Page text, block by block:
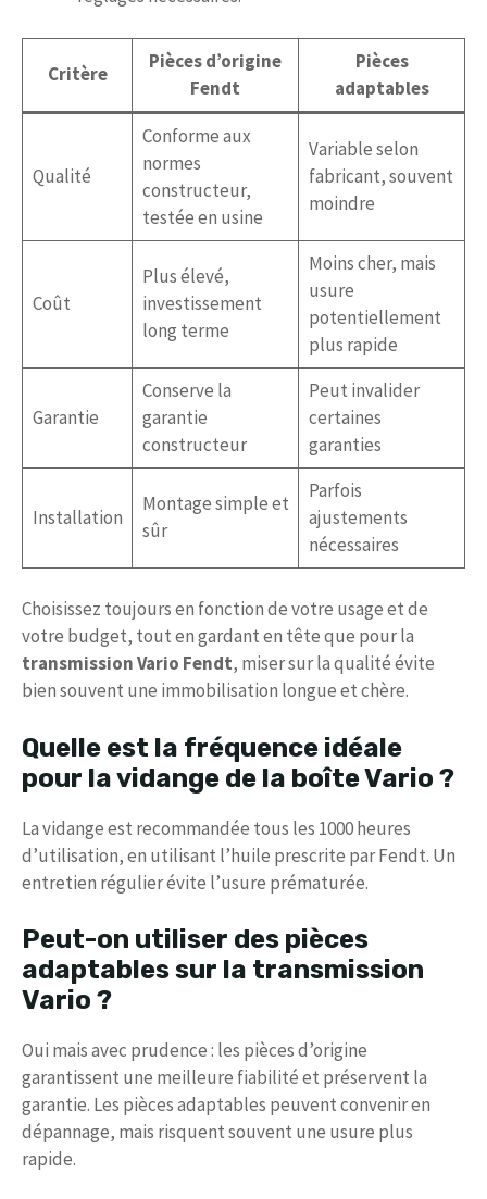
Critère
Pièces d’origine
Fendt
Pièces
adaptables
Qualité
Conforme aux
normes
constructeur,
testée en usine
Variable selon
fabricant, souvent
moindre
Coût
Plus élevé,
investissement
long terme
Moins cher, mais
usure
potentiellement
plus rapide
Garantie
Conserve la
garantie
constructeur
Peut invalider
certaines
garanties
Installation
Montage simple et
sûr
Parfois
ajustements
nécessaires
Choisissez toujours en fonction de votre usage et de
votre budget, tout en gardant en tête que pour la
transmission Vario Fendt, miser sur la qualité évite
bien souvent une immobilisation longue et chère.
Quelle est la fréquence idéale
pour la vidange de la boîte Vario ?
La vidange est recommandée tous les 1000 heures
d’utilisation, en utilisant l’huile prescrite par Fendt. Un
entretien régulier évite l’usure prématurée.
Peut-on utiliser des pièces
adaptables sur la transmission
Vario ?
Oui mais avec prudence : les pièces d’origine
garantissent une meilleure fiabilité et préservent la
garantie. Les pièces adaptables peuvent convenir en
dépannage, mais risquent souvent une usure plus
rapide.